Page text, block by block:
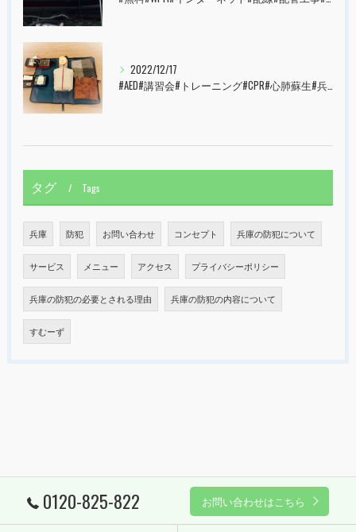
2022/12/17
#AED#講習会#トレーニング#CPR#心肺蘇生#兵庫県#神戸市#西宮市#すむーず#甲子園
タグ Tags
兵庫 防犯 お問い合わせ コンセプト 兵庫の防犯について
サービス メニュー アクセス プライバシーポリシー
兵庫の防犯の必要とされる理由 兵庫の防犯の内容について
すむーず
0120-825-822 お問い合わせはこちら